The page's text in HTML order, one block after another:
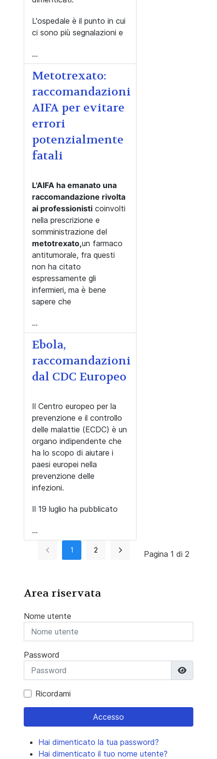
L'ospedale è il punto in cui
ci sono più segnalazioni e
...
Metotrexato:
raccomandazioni
AIFA per evitare
errori
potenzialmente
fatali
L'AIFA ha emanato una
raccomandazione rivolta
ai professionisti coinvolti
nella prescrizione e
somministrazione del
metotrexato,un farmaco
antitumorale, fra questi
non ha citato
espressamente gli
infermieri, ma è bene
sapere che
...
Ebola,
raccomandazioni
dal CDC Europeo
Il Centro europeo per la
prevenzione e il controllo
delle malattie (ECDC) è un
organo indipendente che
ha lo scopo di aiutare i
paesi europei nella
prevenzione delle
infezioni.
Il 19 luglio ha pubblicato
...
Pagina 1 di 2
1 2
Area riservata
Nome utente
Password
Ricordami
Accesso
Hai dimenticato la tua password?
Hai dimenticato il tuo nome utente?